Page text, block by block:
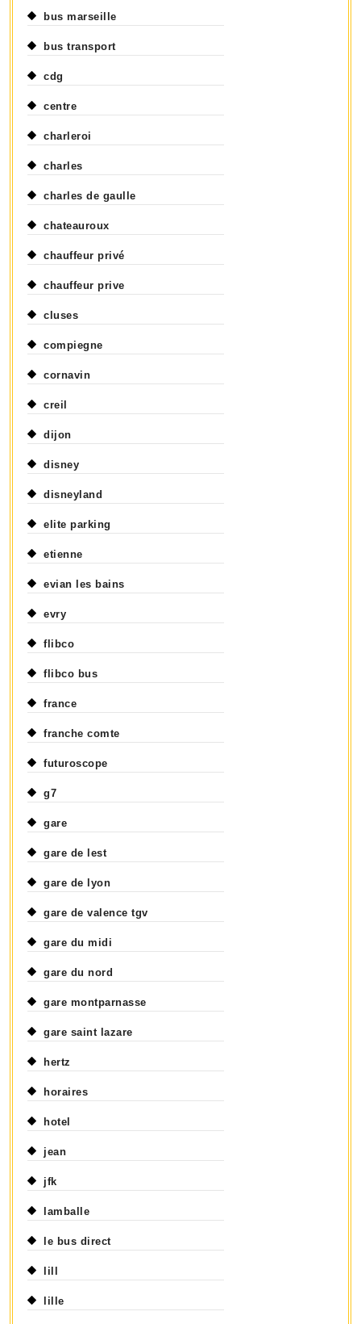
bus marseille
bus transport
cdg
centre
charleroi
charles
charles de gaulle
chateauroux
chauffeur privé
chauffeur prive
cluses
compiegne
cornavin
creil
dijon
disney
disneyland
elite parking
etienne
evian les bains
evry
flibco
flibco bus
france
franche comte
futuroscope
g7
gare
gare de lest
gare de lyon
gare de valence tgv
gare du midi
gare du nord
gare montparnasse
gare saint lazare
hertz
horaires
hotel
jean
jfk
lamballe
le bus direct
lill
lille